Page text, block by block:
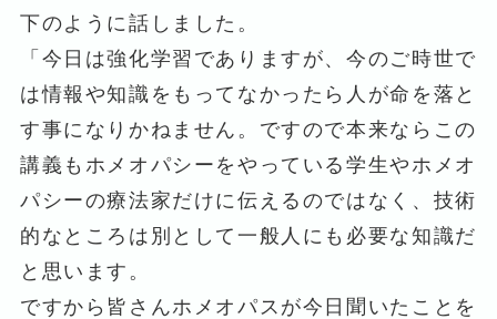
下のように話しました。
「今日は強化学習でありますが、今のご時世で
は情報や知識をもってなかったら人が命を落と
す事になりかねません。ですので本来ならこの
講義もホメオパシーをやっている学生やホメオ
パシーの療法家だけに伝えるのではなく、技術
的なところは別として一般人にも必要な知識だ
と思います。
ですから皆さんホメオパスが今日聞いたことを